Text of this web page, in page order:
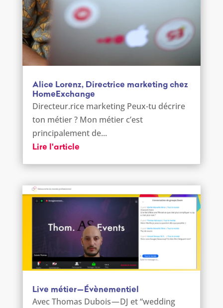
Alice Lorenz, Directrice marketing chez
HomeExchange
Directeur.rice marketing Peux-tu décrire
ton métier ? Mon métier c’est
principalement de...
Lire l'article
Live métier — Évènementiel
Avec Thomas Dubois — DJ et “wedding